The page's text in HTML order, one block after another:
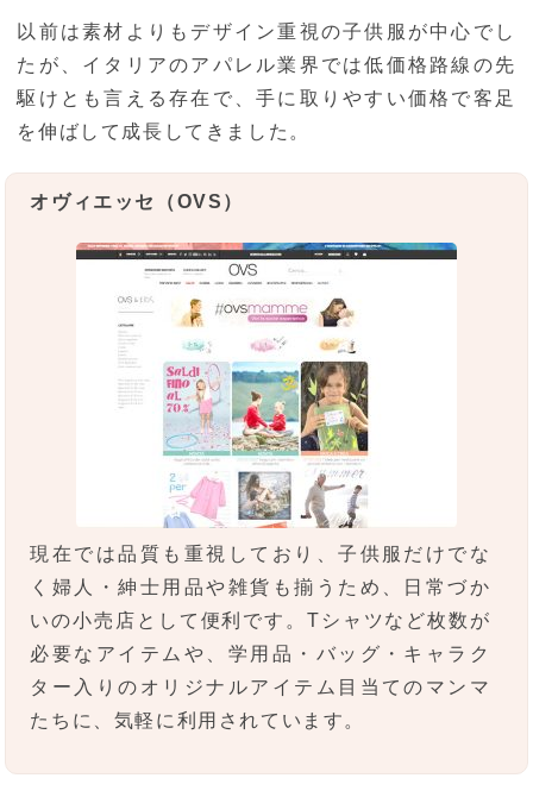
以前は素材よりもデザイン重視の子供服が中心でし
たが、イタリアのアパレル業界では低価格路線の先
駆けとも言える存在で、手に取りやすい価格で客足
を伸ばして成長してきました。
オヴィエッセ（OVS）
現在では品質も重視しており、子供服だけでな
く婦人・紳士用品や雑貨も揃うため、日常づか
いの小売店として便利です。Tシャツなど枚数が
必要なアイテムや、学用品・バッグ・キャラク
ター入りのオリジナルアイテム目当てのマンマ
たちに、気軽に利用されています。